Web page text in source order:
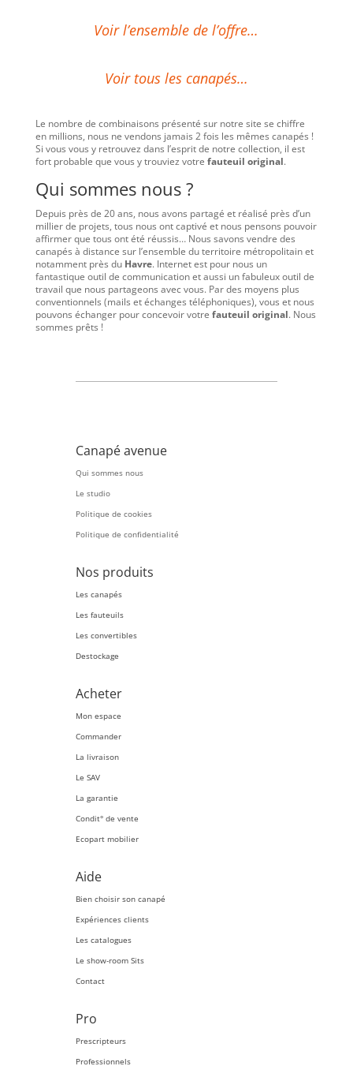
Voir l’ensemble de l’offre…
Voir tous les canapés…
Le nombre de combinaisons présenté sur notre site se chiffre
en millions, nous ne vendons jamais 2 fois les mêmes canapés !
Si vous vous y retrouvez dans l’esprit de notre collection, il est
fort probable que vous y trouviez votre fauteuil original.
Qui sommes nous ?
Depuis près de 20 ans, nous avons partagé et réalisé près d’un
millier de projets, tous nous ont captivé et nous pensons pouvoir
affirmer que tous ont été réussis… Nous savons vendre des
canapés à distance sur l’ensemble du territoire métropolitain et
notamment près du Havre. Internet est pour nous un
fantastique outil de communication et aussi un fabuleux outil de
travail que nous partageons avec vous. Par des moyens plus
conventionnels (mails et échanges téléphoniques), vous et nous
pouvons échanger pour concevoir votre fauteuil original. Nous
sommes prêts !
Canapé avenue
Qui sommes nous
Le studio
Politique de cookies
Politique de confidentialité
Nos produits
Les canapés
Les fauteuils
Les convertibles
Destockage
Acheter
Mon espace
Commander
La livraison
Le SAV
La garantie
Condit° de vente
Ecopart mobilier
Aide
Bien choisir son canapé
Expériences clients
Les catalogues
Le show-room Sits
Contact
Pro
Prescripteurs
Professionnels